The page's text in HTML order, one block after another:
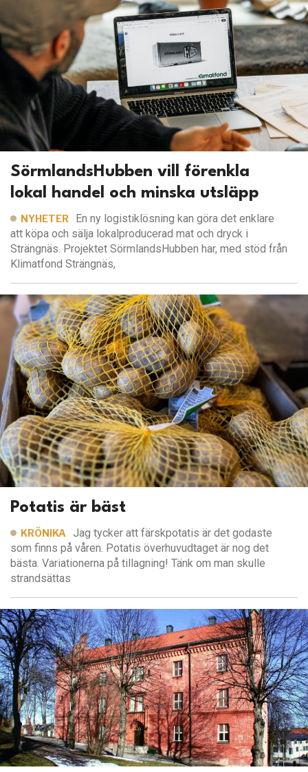
SörmlandsHubben vill förenkla
lokal handel och minska utsläpp
NYHETER
En ny logistiklösning kan göra det enklare
att köpa och sälja lokalproducerad mat och dryck i
Strängnäs. Projektet SörmlandsHubben har, med stöd från
Klimatfond Strängnäs,
Potatis är bäst
KRÖNIKA
Jag tycker att färskpotatis är det godaste
som finns på våren. Potatis överhuvudtaget är nog det
bästa. Variationerna på tillagning! Tänk om man skulle
strandsättas